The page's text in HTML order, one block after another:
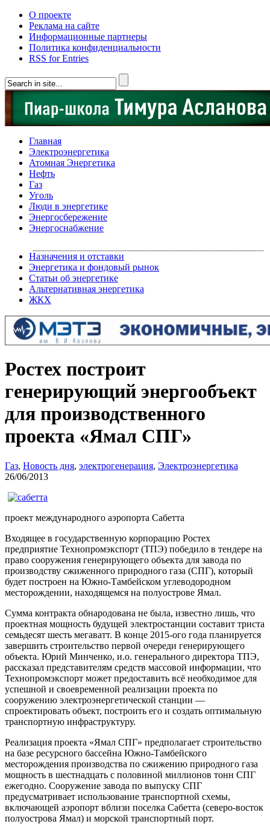
О проекте
Реклама на сайте
Информационные партнеры
Политика конфиденциальности
RSS for Entries
Главная
Электроэнергетика
Атомная Энергетика
Нефть
Газ
Уголь
Люди в энергетике
Энергосбережение
Энергоснабжение
Назначения и отставки
Энергетика и фондовый рынок
Статьи об энергетике
Альтернативная энергетика
ЖКХ
Ростех построит
генерирующий энергообъект
для производственного
проекта «Ямал СПГ»
Газ, Новость дня, электрогенерация, Электроэнергетика
26/06/2013
проект международного аэропорта Сабетта
Входящее в государственную корпорацию Ростех
предприятие Технопромэкспорт (ТПЭ) победило в тендере на
право сооружения генерирующего объекта для завода по
производству сжиженного природного газа (СПГ), который
будет построен на Южно-Тамбейском углеводородном
месторождении, находящемся на полуострове Ямал.
Сумма контракта обнародована не была, известно лишь, что
проектная мощность будущей электростанции составит триста
семьдесят шесть мегаватт. В конце 2015-ого года планируется
завершить строительство первой очереди генерирующего
объекта. Юрий Минченко, и.о. генерального директора ТПЭ,
рассказал представителям средств массовой информации, что
Технопромэкспорт может предоставить всё необходимое для
успешной и своевременной реализации проекта по
сооружению электроэнергетической станции —
спроектировать объект, построить его и создать оптимальную
транспортную инфраструктуру.
Реализация проекта «Ямал СПГ» предполагает строительство
на базе ресурсного бассейна Южно-Тамбейского
месторождения производства по сжижению природного газа
мощность в шестнадцать с половиной миллионов тонн СПГ
ежегодно. Сооружение завода по выпуску СПГ
предусматривает использование транспортной схемы,
включающей аэропорт вблизи поселка Сабетта (северо-восток
полуострова Ямал) и морской транспортный порт.